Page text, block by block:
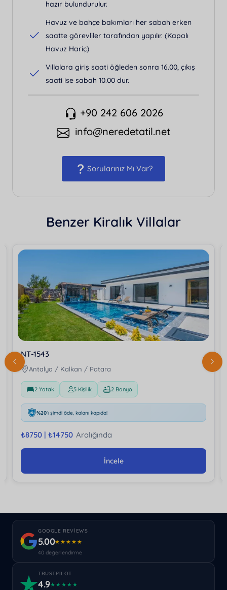
hazır bulundurulur.
Havuz ve bahçe bakımları her sabah erken
saatte görevliler tarafından yapılır. (Kapalı
Havuz Hariç)
Villalara giriş saati öğleden sonra 16.00, çıkış
saati ise sabah 10.00 dur.
+90 242 606 2026
info@neredetatil.net
Sorularınız Mı Var?
Benzer Kiralık Villalar
NT-1543
Antalya / Kalkan / Patara
2 Yatak 5 Kişilik 2 Banyo
%20'ı şimdi öde, kalanı kapıda!
₺8750 | ₺14750 Aralığında
İncele
GOOGLE REVIEWS
5.00★★★★★
40 değerlendirme
TRUSTPILOT
4.9★★★★★